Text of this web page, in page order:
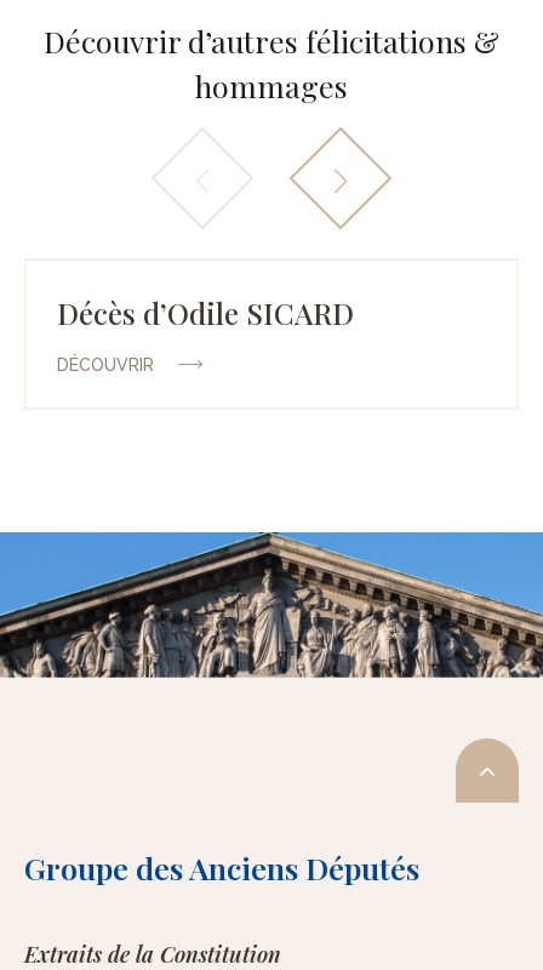
Découvrir d’autres félicitations &
hommages
Décès d’Odile SICARD
DÉCOUVRIR
Groupe des Anciens Députés
Extraits de la Constitution